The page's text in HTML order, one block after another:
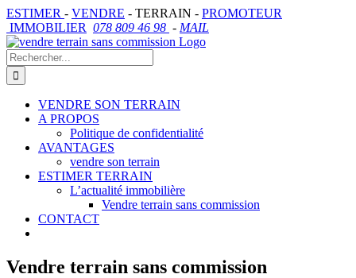
Skip
to
content
ESTIMER - VENDRE - TERRAIN - PROMOTEUR
IMMOBILIER 078 809 46 98 - MAIL
Rechercher
VENDRE SON TERRAIN
A PROPOS
Politique de confidentialité
AVANTAGES
vendre son terrain
ESTIMER TERRAIN
L’actualité immobilière
Vendre terrain sans commission
CONTACT
Vendre terrain sans commission